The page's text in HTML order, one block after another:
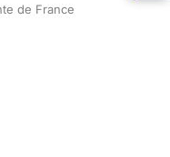
de France